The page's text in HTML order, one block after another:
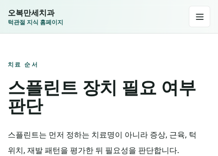
오복만세치과
턱관절 지식 홈페이지
치료 순서
스플린트 장치 필요 여부
판단
스플린트는 먼저 정하는 치료명이 아니라 증상, 근육, 턱
위치, 재발 패턴을 평가한 뒤 필요성을 판단합니다.